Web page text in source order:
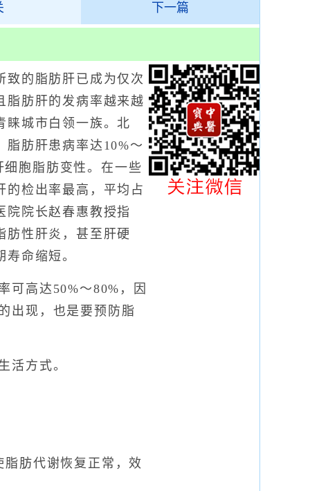
下一篇
的脂肪肝已成为仅次
脂肪肝的发病率越来越
睐城市白领一族。北
脂肪肝患病率达10%～
胞脂肪变性。在一些
的检出率最高，平均占
院院长赵春惠教授指
肪性肝炎，甚至肝硬
命缩短。
高达50%～80%，因
出现，也是要预防脂
方式。
肪代谢恢复正常，效